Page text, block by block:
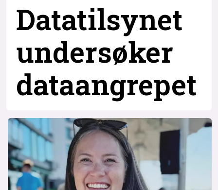
Datatilsynet
undersøker
dataangrepet